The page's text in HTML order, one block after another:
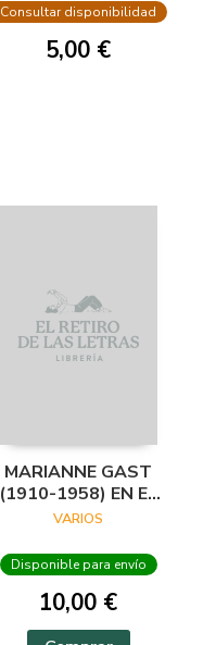
Consultar disponibilidad
5,00 €
MARIANNE GAST
(1910-1958) EN EL
ARCHIVO
VARIOS
Disponible para envío
10,00 €